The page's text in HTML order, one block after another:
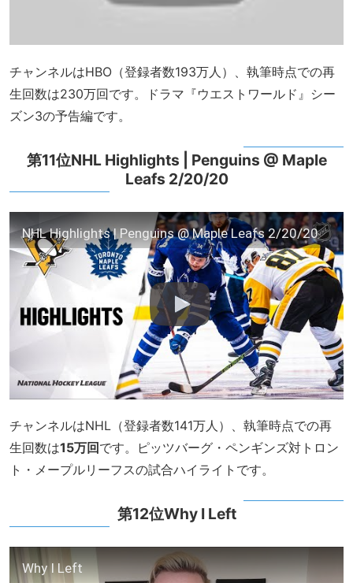
チャンネルはHBO（登録者数193万人）、執筆時点での再
生回数は230万回です。ドラマ『ウエストワールド』シー
ズン3の予告編です。
第11位NHL Highlights | Penguins @ Maple
Leafs 2/20/20
NHL Highlights | Penguins @ Maple Leafs 2/20/20
チャンネルはNHL（登録者数141万人）、執筆時点での再
生回数は15万回 です。ピッツバーグ・ペンギンズ対トロン
ト・メープルリーフスの試合ハイライトです。
第12位Why I Left
Why I Left